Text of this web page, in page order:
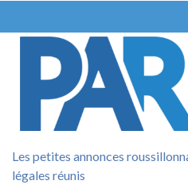
Les petites annonces
légales réunis